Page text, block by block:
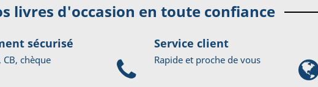
livres d'occasion en toute confiance
sécurisé
CB, chèque
Service client
Rapide et proche de vous